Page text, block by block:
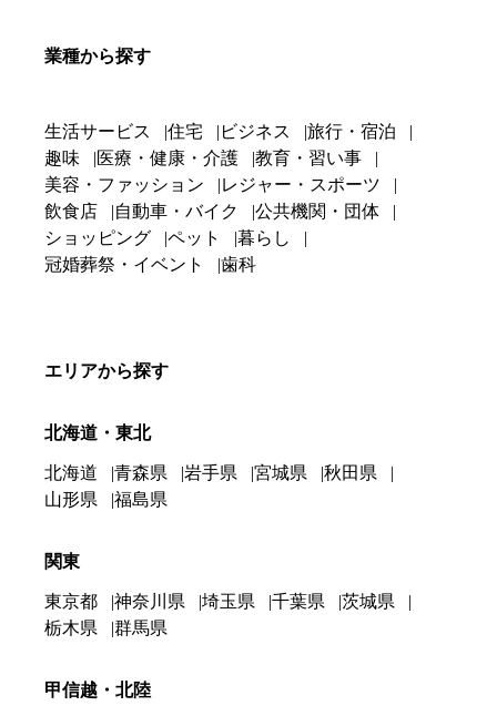
業種から探す
生活サービス 住宅 ビジネス
旅行・宿泊
趣味
医療・健康・介護
教育・習い事
美容・ファッション
レジャー・スポーツ
飲食店
自動車・バイク
公共機関・団体
ショッピング
ペット
暮らし
冠婚葬祭・イベント
歯科
エリアから探す
北海道・東北
北海道 青森県 岩手県 宮城県
秋田県
山形県
福島県
関東
東京都 神奈川県 埼玉県 千葉県
茨城県
栃木県
群馬県
甲信越・北陸